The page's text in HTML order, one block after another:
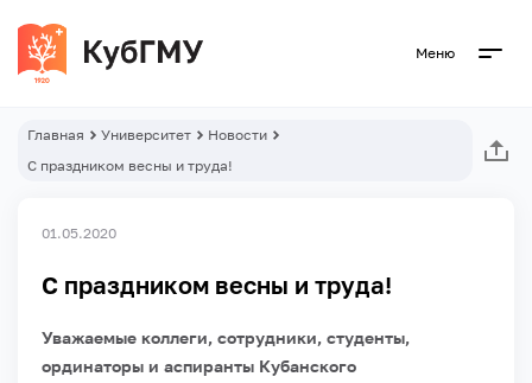
Меню
Главная Университет
Новости
С праздником весны и труда!
01.05.2020
С праздником весны и труда!
Уважаемые коллеги, сотрудники, студенты,
ординаторы и аспиранты Кубанского